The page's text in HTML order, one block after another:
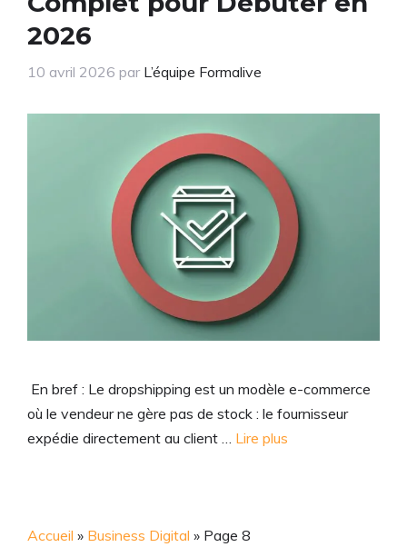
2026
10 avril 2026 par L’équipe Formalive
En bref : Le dropshipping est un modèle e-commerce
où le vendeur ne gère pas de stock : le fournisseur
expédie directement au client … Lire plus
Accueil » Business Digital » Page 8